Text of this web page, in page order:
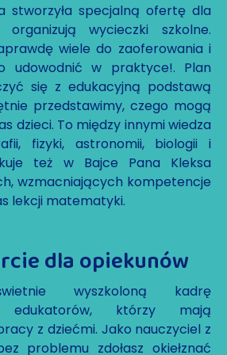
stworzyła specjalną ofertę dla
wycieczki szkolne.
wiele do zaoferowania i
udowodnić w praktyce!. Plan
się z edukacyjną podstawą
przedstawimy, czego mogą
dzieci. To między innymi wiedza
fizyki, astronomii, biologii i
też w Bajce Pana Kleksa
wzmacniających kompetencje
lekcji matematyki.
dla opiekunów
wyszkoloną kadrę
którzy mają
z dziećmi. Jako nauczyciel z
problemu zdołasz okiełznać